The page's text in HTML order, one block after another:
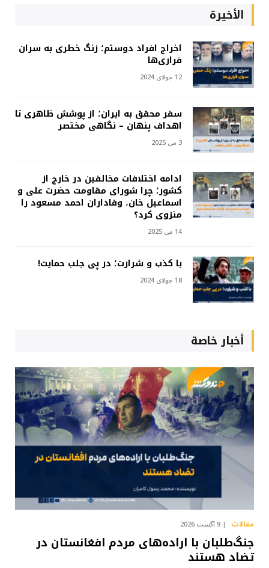
الأخيرة
اخراج افراد دوستم؛ زنگ خطری به سران
فراری‌ها
12 جولای 2024
سفر محقق به ایران؛ از پوشش ظاهری تا
اهداف پنهان – نگاهی مختصر
3 می 2025
ادامه اختلافات مخالفین در خارج از
کشور؛ چرا شورای مقاومت حضرت علی و
اسماعیل خان، وفاداران احمد مسعود را
منزوی کرد؟
14 می 2025
با کذب و شرارت؛ در پی جلب حمایت!
18 جولای 2024
أخبار خاصة
مقالات 9 آگست 2026
جنگ‌طلبان با اراده‌های مردم افغانستان در
تضاد هستند